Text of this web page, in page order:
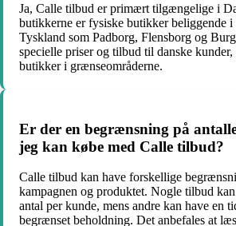
Ja, Calle tilbud er primært tilgængelige i
butikkerne er fysiske butikker beliggende
Tyskland som Padborg, Flensborg og
specielle priser og tilbud til danske kunder,
butikker i grænseområderne.
Er der en begrænsning på
jeg kan købe med Calle tilbud?
Calle tilbud kan have forskellige
kampagnen og produktet. Nogle tilbud
antal per kunde, mens andre kan have en
begrænset beholdning. Det anbefales at